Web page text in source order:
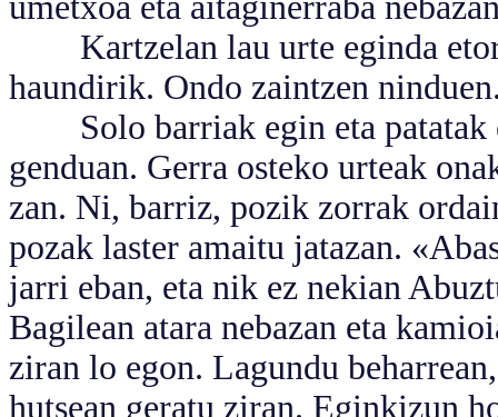
Kartzelan lau urte eginda
haundirik. Ondo zaintzen
Solo barriak egin eta patatak
genduan. Gerra osteko urteak
zan. Ni, barriz, pozik zorrak
pozak laster amaitu jatazan.
jarri eban, eta nik ez nekian
Bagilean atara nebazan eta
ziran lo egon. Lagundu
hutsean geratu ziran. Eginkizun